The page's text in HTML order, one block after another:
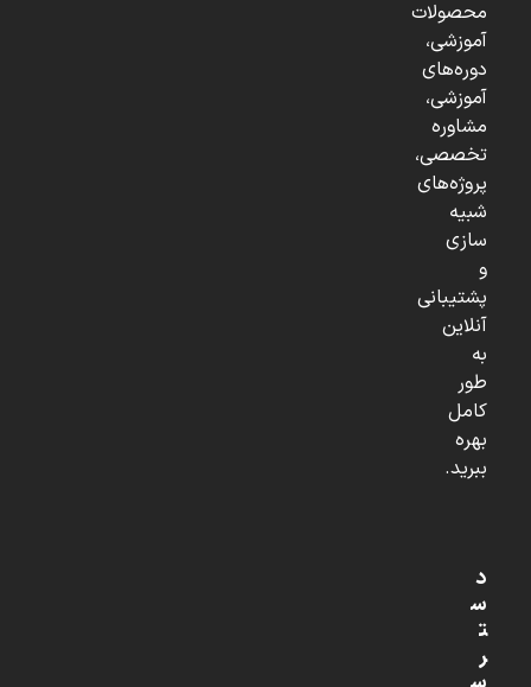
محصولات
آموزشی،
دوره‌های
آموزشی،
مشاوره
تخصصی،
پروژه‌های
شبیه
سازی
و
پشتیبانی
آنلاین
به
طور
کامل
بهره
ببرید.
د
س
ت
ر